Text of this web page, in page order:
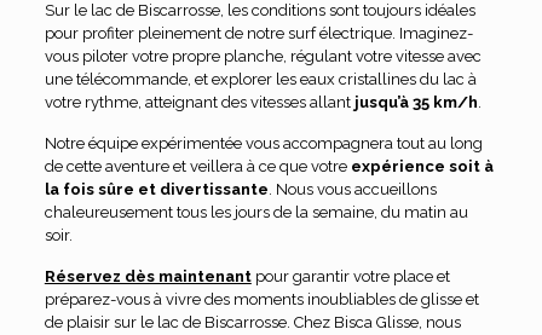
Sur le lac de Biscarrosse, les conditions sont toujours idéales
pour profiter pleinement de notre surf électrique. Imaginez-
vous piloter votre propre planche, régulant votre vitesse avec
une télécommande, et explorer les eaux cristallines du lac à
votre rythme, atteignant des vitesses allant jusqu’à 35 km/h.
Notre équipe expérimentée vous accompagnera tout au long
de cette aventure et veillera à ce que votre expérience soit à
la fois sûre et divertissante. Nous vous accueillons
chaleureusement tous les jours de la semaine, du matin au
soir.
Réservez dès maintenantpour garantir votre place et
préparez-vous à vivre des moments inoubliables de glisse et
de plaisir sur le lac de Biscarrosse. Chez Bisca Glisse, nous